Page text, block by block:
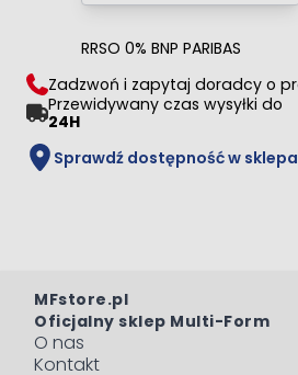
RRSO 0% BNP PARIBAS
Zadzwoń i zapytaj doradcy o
Przewidywany czas wysyłki do
24H
Sprawdź dostępność w
MFstore.pl
Oficjalny sklep Multi-Form
O nas
Kontakt